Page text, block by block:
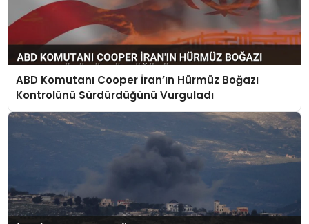
ABD Komutanı Cooper İran’ın Hürmüz Boğazı
Kontrolünü Sürdürdüğünü Vurguladı